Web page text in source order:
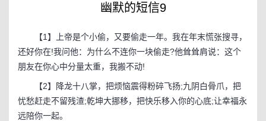
幽默的短信9
【1】上帝是个小偷，又要偷走一年。我在年末慌张搜寻，
还好你在!我问他：为什么不连你一块偷走?他耸耸肩说：这个
朋友在你心中分量太重，我搬不动!
【2】降龙十八掌，把烦恼震得粉碎飞扬;九阴白骨爪，把
忧愁赶走不留残渣;乾坤大挪移，把快乐移入你的心底;让幸福永
远陪你一起。